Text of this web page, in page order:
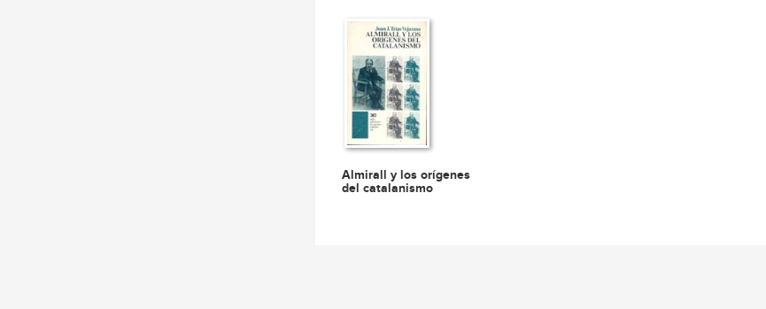
Almirall y los orígenes
del catalanismo